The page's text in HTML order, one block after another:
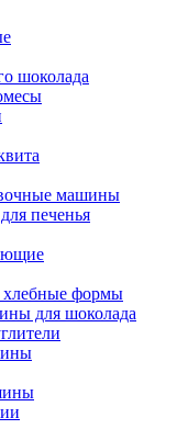
шоколада
машины
печенья
формы
для шоколада